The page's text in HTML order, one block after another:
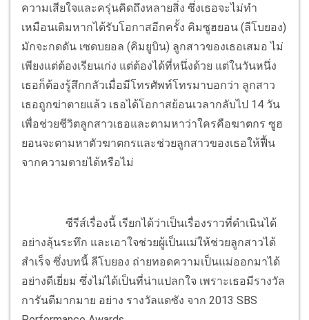
ความเสียใจและครุ่นคิดถึงหลายสิ่ง ซึ่งเธอจะไม่ทำ
เหมือนเดิมหากได้รับโอกาสอีกครั้ง คิมซูฮยอน (ลีโบยอง)
มักจะกดดัน เซดบยอล (คิมยูบิน) ลูกสาวของเธอเสมอ ไม่
เพียงแต่ต้องเรียนเก่ง แต่ต้องได้ที่หนึ่งด้วย แต่ในวันหนึ่ง
เธอก็ต้องรู้สึกกลัวเมื่อมีโทรศัพท์โทรมาบอกว่า ลูกสาว
เธอถูกฆ่าตายแล้ว เธอได้โอกาสย้อนเวลากลับไป 14 วัน
เพื่อช่วยชีวิตลูกสาวเธอและตามหาว่าใครคือฆาตกร ซูฮ
ยอนจะตามหาตัวฆาตกรและช่วยลูกสาวของเธอให้ฟื้น
จากความตายได้หรือไม่
ซีรีส์เรื่องนี้ เรียกได้ว่าเป็นเรื่องราวที่ดำเนินได้
อย่างลุ้นระทึก และเอาใจช่วยผู้เป็นแม่ให้ช่วยลูกสาวได้
สำเร็จ ซึ่งบทนี้ ลีโบยอง ถ่ายทอดความเป็นแม่ออกมาได้
อย่างดีเยี่ยม ซึ่งไม่ได้เป็นที่น่าแปลกใจ เพราะเธอมีรางวัล
การันตีมากมาย อย่าง รางวัลแดซัง จาก 2013 SBS